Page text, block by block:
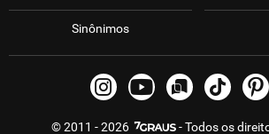
Sinônimos
© 2011 - 2026 - Todos os